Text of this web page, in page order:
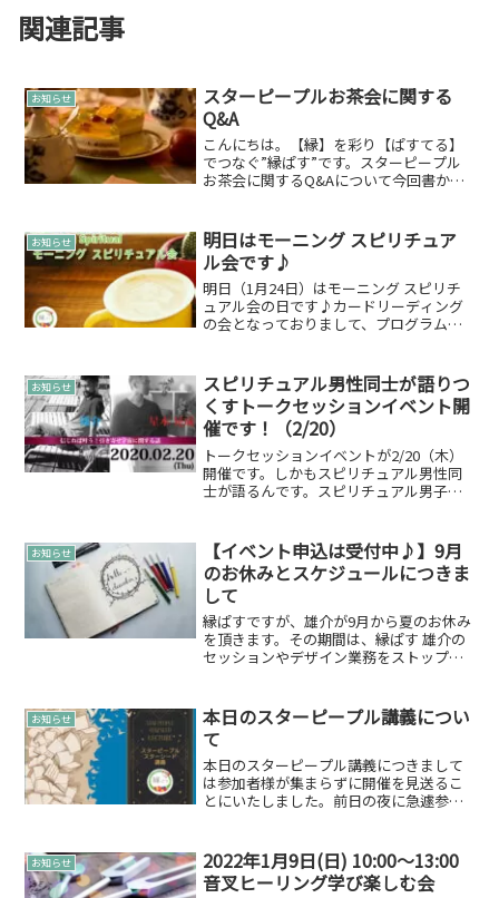
関連記事
お知らせ
スターピープルお茶会に関する
Q&A
こんにちは。【縁】を彩り【ぱすてる】
でつなぐ”縁ぱす”です。スターピープル
お茶会に関するQ&Aについて今回書かせ
す。現時点で、すでに私以外に3名の参
加...
お知らせ
明日はモーニング スピリチュア
ル会です♪
明日（1月24日）はモーニング スピリチ
ュアル会の日です♪カードリーディング
の会となっておりまして、プログラムも
すよ。
お知らせ
スピリチュアル男性同士が語りつ
くすトークセッションイベント開
催です！（2/20）
トークセッションイベントが2/20（木）
開催です。しかもスピリチュアル男性同
士が語るんです。スピリチュアル男子、
ションイベントになります！モデレータ
ー人生を変えるチャネ...
お知らせ
【イベント申込は受付中♪】9月
のお休みとスケジュールにつきま
して
縁ぱすですが、雄介が9月から夏のお休み
を頂きます。その期間は、縁ぱす 雄介の
セッションやデザイン業務をストップさ
年09月19日（月）～09月22日（木）縁ぱ
す 雄...
お知らせ
本日のスターピープル講義につい
て
本日のスターピープル講義につきまして
は参加者様が集まらずに開催を見送るこ
とにいたしました。前日の夜に急遽参加
も今後明確にしたいと思います！今後に
ついてスターピープル講義...
お知らせ
2022年1月9日(日) 10:00〜13:00
音叉ヒーリング学び楽しむ会